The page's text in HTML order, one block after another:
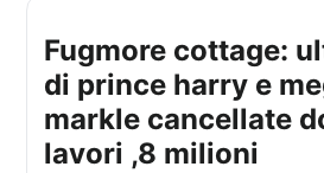
Fugmore cottage:
di prince harry e
markle cancellate
lavori ,8 milioni